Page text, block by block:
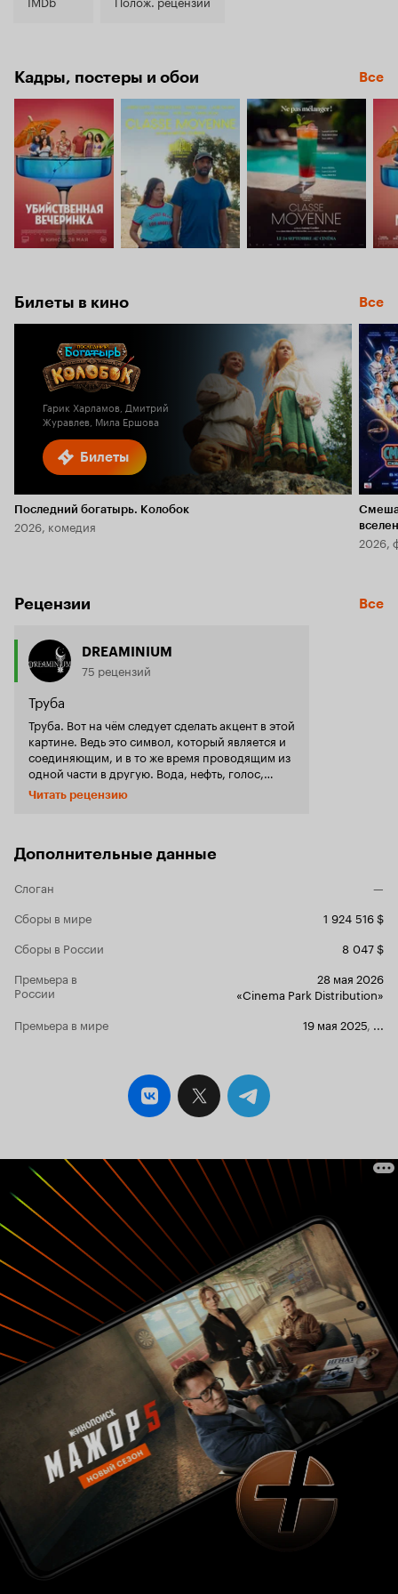
Кадры, постеры и обои Все
Билеты в кино Все
Билеты
Гарик Харламов, Дмитрий
Журавлев, Мила Ершова
Последний богатырь. Колобок
2026, комедия
2026,
Рецензии Все
DREAMINIUM
75 рецензий
Труба
Труба. Вот на чём следует сделать акцент в этой
картине. Ведь это символ, который является и
соединяющим, и в то же время проводящим из
одной части в другую. Вода, нефть, голос,
рождение новой жизни — всё проходит по
самым различным трубам. И в этом фильме нам
будь то канал для пули или телефонная трубка.
Каждый из нас находится на каком-то участке
трубы. Кто-то у истока, кто-то в середине, кто-
Мехди (Сами Уталбали) — молодой юрист,
который мечтает влиться в верный поток. Он
приезжает на летние каникулы к своим
Его задача — произвести впечатление на
богатого свёкра Филиппа (Лоран Лафитт),
этап жизни — распределительная станция. И
системы уже давно назрел ремонт. Все, кто её
использует со всех сторон, давно перестали
учитывать достоинства друг друга. Богатые
принадлежит ни к тем, ни к другим, пытается
стать посредником между двумя мирами. Но
давление слишком велико. Капля
недопонимания Конфликт, который
разгорается между хозяевами виллы и её
смотрителями, супружеской парой Азизи
(Рамзи Бедиа и Лор Калами), начинается с
мелочи. Но порой одной капли
недопонимания довольно для того, чтобы
магия природной трубы диалога превратилась
в словесный понос, не давший никому ничего,
кроме рождения фарса. Режиссёр показывает
это как театр абсурда. Каждый участник
разговора слышит только себя. Каждый
считает, что прав. Каждый требует, чтобы
другой открыл кран именно в его сторону. Но в
трубе, где давление нарастает, никто не хочет
уступать. И в итоге — прорыв. Спектакль, из
которого уже нельзя выйти Фильм снят как
камерная драма, но его метафоры разрывают
пространство виллы. Здесь нет плохих и
хороших. Есть только люди, которые застряли в
системе, где нужно выбирать сторону. Мехди
пытается быть нейтральным, но нейтральность
в трубе — это тоже позиция того, кто боится,
что его раздавит давление. Зритель смотрит на
этот истерический классовый штопор, вынуть
Читать рецензию
Дополнительные данные
Слоган
—
Сборы в мире
1 924 516 $
Сборы в России
8 047 $
Премьера в
России
28 мая 2026
«Cinema Park Distribution»
Премьера в мире
19 мая 2025